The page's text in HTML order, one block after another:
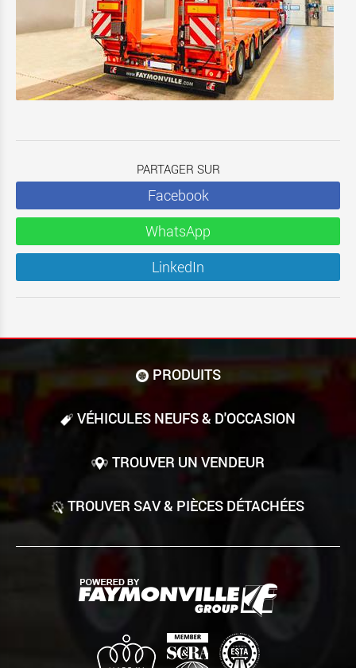
PARTAGER SUR
Facebook
WhatsApp
LinkedIn
PRODUITS
VÉHICULES NEUFS & D'OCCASION
TROUVER UN VENDEUR
TROUVER SAV & PIÈCES DÉTACHÉES